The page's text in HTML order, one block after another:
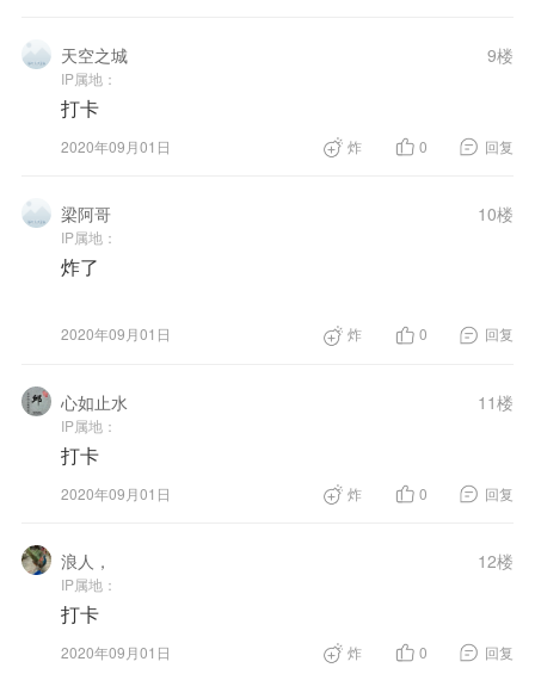
9楼
天空之城
IP属地：
打卡
2020年09月01日 炸 0 回复
10楼
梁阿哥
IP属地：
炸了
2020年09月01日 炸 0 回复
11楼
心如止水
IP属地：
打卡
2020年09月01日 炸 0 回复
12楼
浪人，
IP属地：
打卡
2020年09月01日 炸 0 回复